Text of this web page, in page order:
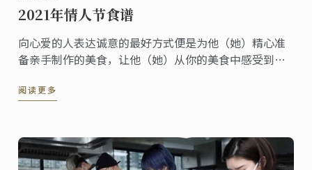
2021年情人节食谱
向心爱的人表达诚意的最好方式便是为他（她）精心准
备亲手制作的美食，让他（她）从你的美食中感受到你
晚餐是如此重要的原因啦！
阅读更多